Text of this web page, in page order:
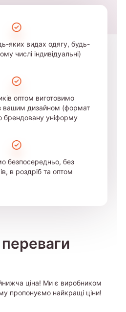
яких видах одягу, будь-
числі індивідуальні)
оптом виготовимо
вашим дизайном (формат
брендовану уніформу
безпосередньо, без
в роздріб та оптом
ціна! Ми є виробником
пропонуємо найкращі ціни!